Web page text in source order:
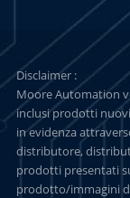
Disclaimer :
Moore Automation
inclusi prodotti
in evidenza
distributore,
prodotti presentati
prodotto/immagini